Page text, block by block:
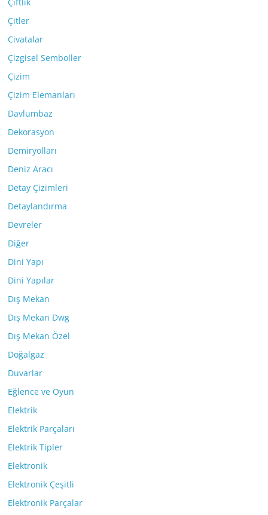
Çiftlik
Çitler
Civatalar
Çizgisel Semboller
Çizim
Çizim Elemanları
Davlumbaz
Dekorasyon
Demiryolları
Deniz Aracı
Detay Çizimleri
Detaylandırma
Devreler
Diğer
Dini Yapı
Dini Yapılar
Dış Mekan
Dış Mekan Dwg
Dış Mekan Özel
Doğalgaz
Duvarlar
Eğlence ve Oyun
Elektrik
Elektrik Parçaları
Elektrik Tipler
Elektronik
Elektronik Çeşitli
Elektronik Parçalar